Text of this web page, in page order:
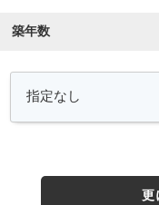
築年数
更